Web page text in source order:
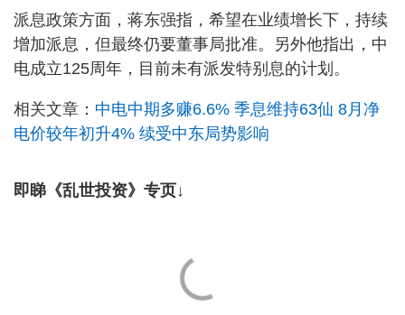
派息政策方面，蒋东强指，希望在业绩增长下，持续
增加派息，但最终仍要董事局批准。另外他指出，中
电成立125周年，目前未有派发特别息的计划。
相关文章： 中电中期多赚6.6% 季息维持63仙 8月净
电价较年初升4% 续受中东局势影响
即睇《乱世投资》专页↓